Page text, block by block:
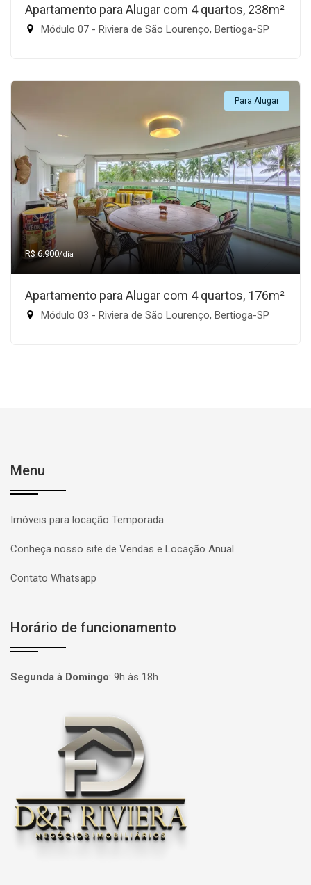
Apartamento para Alugar com 4 quartos, 238m²
Módulo 07 - Riviera de São Lourenço, Bertioga-SP
Para Alugar
R$ 6.900/dia
Apartamento para Alugar com 4 quartos, 176m²
Módulo 03 - Riviera de São Lourenço, Bertioga-SP
Menu
Imóveis para locação Temporada
Conheça nosso site de Vendas e Locação Anual
Contato Whatsapp
Horário de funcionamento
Segunda à Domingo: 9h às 18h
Página inicial